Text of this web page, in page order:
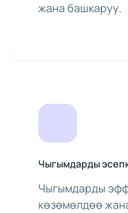
жана башкаруу.
Чыгымдарды
Чыгымдарды
көзөмөлдөө